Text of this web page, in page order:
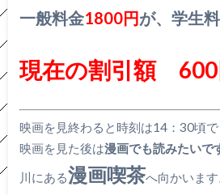
一般料金1800円が、学生
現在の割引額 600
映画を見終わると時刻は14：30頃で
映画を見た後は漫画でも読みたいで
川にある漫画喫茶へ向かいます